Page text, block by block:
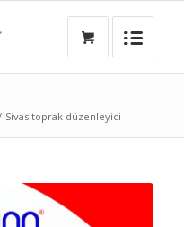
Sivas toprak düzenleyici